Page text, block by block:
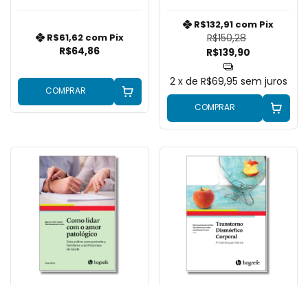
R$64,86
R$61,62 com Pix
COMPRAR
R$150,28
R$139,90
R$132,91 com Pix
2 x de R$69,95 sem juros
COMPRAR